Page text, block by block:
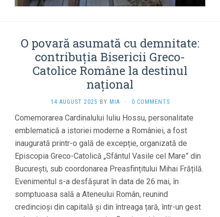
O povară asumată cu demnitate:
contribuția Bisericii Greco-
Catolice Române la destinul
național
14 AUGUST 2025 BY MIA · 0 COMMENTS
Comemorarea Cardinalului Iuliu Hossu, personalitate
emblematică a istoriei moderne a României, a fost
inaugurată printr-o gală de excepție, organizată de
Episcopia Greco-Catolică „Sfântul Vasile cel Mare” din
București, sub coordonarea Preasfințitului Mihai Frățilă.
Evenimentul s-a desfășurat în data de 26 mai, în
somptuoasa sală a Ateneului Român, reunind
credincioși din capitală și din întreaga țară, într-un gest